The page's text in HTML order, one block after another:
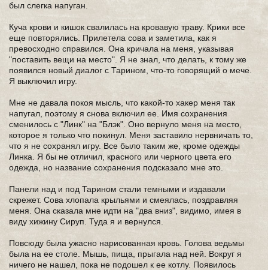
был слегка напуган.
Куча крови и кишок свалилась на кровавую траву. Крики все
еще повторялись. Прилетела сова и заметила, как я
превосходно справился. Она кричала на меня, указывая
"поставить вещи на место". Я не знал, что делать, к тому же
появился новый диалог с Тарином, что-то говорящий о мече.
Я выключил игру.
Мне не давала покоя мысль, что какой-то хакер меня так
напугал, поэтому я снова включил ее. Имя сохранения
сменилось с "Линк" на "Блэк". Оно вернуло меня на место,
которое я только что покинул. Меня заставило нервничать то,
что я не сохранял игру. Все было таким же, кроме одежды
Линка. Я бы не отличил, красного или черного цвета его
одежда, но название сохранения подсказало мне это.
Панели над и под Тарином стали темными и издавали
скрежет. Сова хлопала крыльями и смеялась, поздравляя
меня. Она сказала мне идти на "два вниз", видимо, имея в
виду хижину Сируп. Туда я и вернулся.
Повсюду была ужасно нарисованная кровь. Голова ведьмы
была на ее столе. Мышь, пища, прыгала над ней. Вокруг я
ничего не нашел, пока не подошел к ее котлу. Появилось